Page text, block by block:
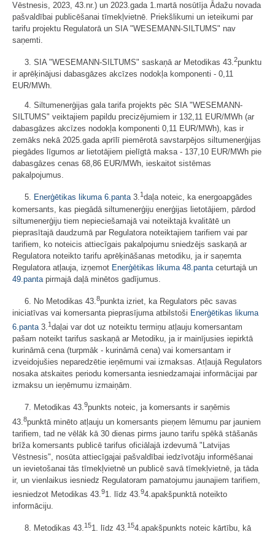
Vēstnesis, 2023, 43.nr.) un 2023.gada 1.martā nosūtīja Ādažu novada
pašvaldībai publicēšanai tīmekļvietnē. Priekšlikumi un ieteikumi par
tarifu projektu Regulatorā un SIA "WESEMANN-SILTUMS" nav
saņemti.
3. SIA "WESEMANN-SILTUMS" saskaņā ar Metodikas 43.2punktu
ir aprēķinājusi dabasgāzes akcīzes nodokļa komponenti - 0,11
EUR/MWh.
4. Siltumenerģijas gala tarifa projekts pēc SIA "WESEMANN-
SILTUMS" veiktajiem papildu precizējumiem ir 132,11 EUR/MWh (ar
dabasgāzes akcīzes nodokļa komponenti 0,11 EUR/MWh), kas ir
zemāks nekā 2025.gada aprīlī piemērotā savstarpējos siltumenerģijas
piegādes līgumos ar lietotājiem pielīgtā maksa - 137,10 EUR/MWh pie
dabasgāzes cenas 68,86 EUR/MWh, ieskaitot sistēmas
pakalpojumus.
5. Enerģētikas likuma 6.panta3.1 daļa noteic, ka energoapgādes
komersants, kas piegādā siltumenerģiju enerģijas lietotājiem, pārdod
siltumenerģiju tiem nepieciešamajā vai noteiktajā kvalitātē un
pieprasītajā daudzumā par Regulatora noteiktajiem tarifiem vai par
tarifiem, ko noteicis attiecīgais pakalpojumu sniedzējs saskaņā ar
Regulatora noteikto tarifu aprēķināšanas metodiku, ja ir saņemta
Regulatora atļauja, izņemot Enerģētikas likuma 48.panta ceturtajā un
49.panta pirmajā daļā minētos gadījumus.
6. No Metodikas 43. 8punkta izriet, ka Regulators pēc savas
iniciatīvas vai komersanta pieprasījuma atbilstoši Enerģētikas likuma
6.panta3.1daļai var dot uz noteiktu termiņu atļauju komersantam
pašam noteikt tarifus saskaņā ar Metodiku, ja ir mainījusies iepirktā
kurināmā cena (turpmāk - kurināmā cena) vai komersantam ir
izveidojušies neparedzētie ieņēmumi vai izmaksas. Atļaujā Regulators
nosaka atskaites periodu komersanta iesniedzamajai informācijai par
izmaksu un ieņēmumu izmaiņām.
7. Metodikas 43.9punkts noteic, ja komersants ir saņēmis
43. 8punktā minēto atļauju un komersants pieņem lēmumu par jauniem
tarifiem, tad ne vēlāk kā 30 dienas pirms jauno tarifu spēkā stāšanās
brīža komersants publicē tarifus oficiālajā izdevumā "Latvijas
Vēstnesis", nosūta attiecīgajai pašvaldībai iedzīvotāju informēšanai
un ievietošanai tās tīmekļvietnē un publicē savā tīmekļvietnē, ja tāda
ir, un vienlaikus iesniedz Regulatoram pamatojumu jaunajiem tarifiem,
iesniedzot Metodikas 43.91. līdz 43.94.apakšpunktā noteikto
informāciju.
8. Metodikas 43.151. līdz 43.154.apakšpunkts noteic kārtību, kā